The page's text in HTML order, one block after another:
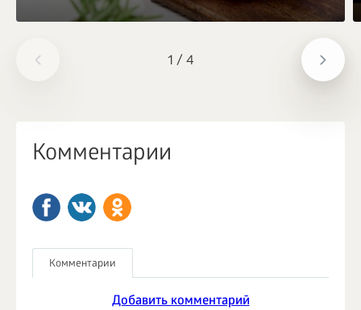
1 / 4
Комментарии
Комментарии
Добавить комментарий